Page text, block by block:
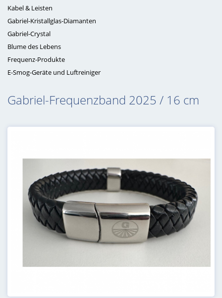
Kabel & Leisten
Gabriel-Kristallglas-Diamanten
Gabriel-Crystal
Blume des Lebens
Frequenz-Produkte
E-Smog-Geräte und Luftreiniger
Gabriel-Frequenzband 2025 / 16 cm